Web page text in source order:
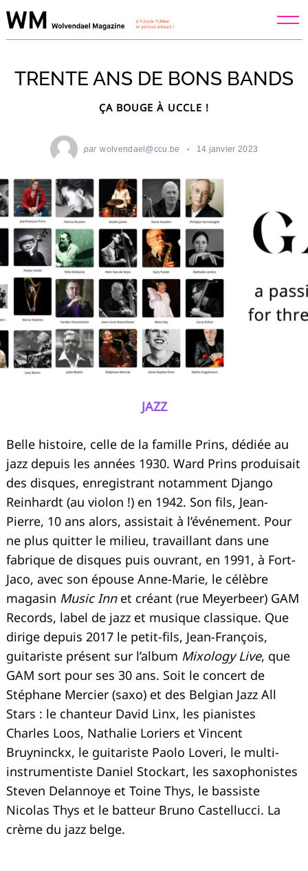
Skip
to
TRENTE ANS DE BONS BANDS
ÇA BOUGE À UCCLE !
par wolvendael@ccu.be 14 janvier 2023
JAZZ
Belle histoire, celle de la famille Prins, dédiée au
jazz depuis les années 1930. Ward Prins produisait
des disques, enregistrant notamment Django
Reinhardt (au violon !) en 1942. Son fils, Jean-
Pierre, 10 ans alors, assistait à l’événement. Pour
ne plus quitter le milieu, travaillant dans une
fabrique de disques puis ouvrant, en 1991, à Fort-
Jaco, avec son épouse Anne-Marie, le célèbre
magasin Music Inn et créant (rue Meyerbeer) GAM
Records, label de jazz et musique classique. Que
dirige depuis 2017 le petit-fils, Jean-François,
guitariste présent sur l’album Mixology Live, que
GAM sort pour ses 30 ans. Soit le concert de
Stéphane Mercier (saxo) et des Belgian Jazz All
Stars : le chanteur David Linx, les pianistes
Charles Loos, Nathalie Loriers et Vincent
Bruyninckx, le guitariste Paolo Loveri, le multi-
instrumentiste Daniel Stockart, les saxophonistes
Steven Delannoye et Toine Thys, le bassiste
Nicolas Thys et le batteur Bruno Castellucci. La
crème du jazz belge.